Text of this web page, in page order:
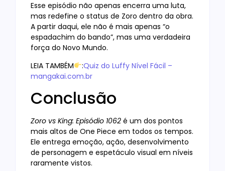
Esse episódio não apenas encerra uma luta,
mas redefine o status de Zoro dentro da obra.
A partir daqui, ele não é mais apenas “o
espadachim do bando”, mas uma verdadeira
força do Novo Mundo.
LEIA TAMBÉM
:Quiz do Luffy Nível Fácil –
mangakai.com.br
Conclusão
Zoro vs King: Episódio 1062 é um dos pontos
mais altos de One Piece em todos os tempos.
Ele entrega emoção, ação, desenvolvimento
de personagem e espetáculo visual em níveis
raramente vistos.